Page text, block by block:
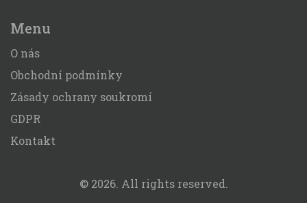
Menu
O nás
Obchodní podmínky
Zásady ochrany soukromí
GDPR
Kontakt
© 2026. All rights reserved.